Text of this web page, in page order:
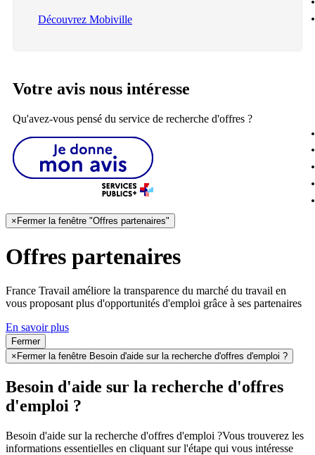
Découvrez Mobiville
Votre avis nous intéresse
Qu'avez-vous pensé du service de recherche d'offres ?
× Fermer la fenêtre "Offres partenaires"
Offres partenaires
France Travail améliore la transparence du marché du travail en
vous proposant plus d'opportunités d'emploi grâce à ses partenaires
En savoir plus
Fermer
× Fermer la fenêtre Besoin d'aide sur la recherche d'offres d'emploi ?
Besoin d'aide sur la recherche d'offres
d'emploi ?
Besoin d'aide sur la recherche d'offres d'emploi ?Vous trouverez les
informations essentielles en cliquant sur l'étape qui vous intéresse